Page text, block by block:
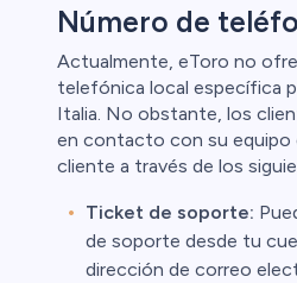
Número de
Actualmente, eToro no
telefónica local específica
Italia. No obstante, los
en contacto con su equipo
cliente a través de los
Ticket de soporte:
de soporte desde tu
dirección de correo